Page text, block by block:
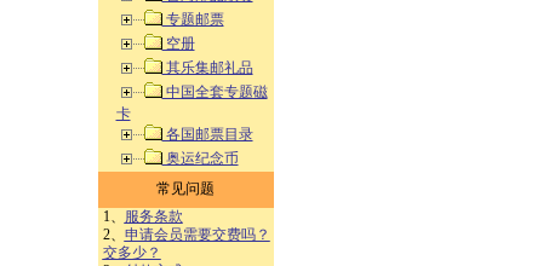
专题邮票
空册
其乐集邮礼品
中国全套专题磁
卡
各国邮票目录
奥运纪念币
常见问题
1、
服务条款
2、 申请会员需要交费吗？
交多少？